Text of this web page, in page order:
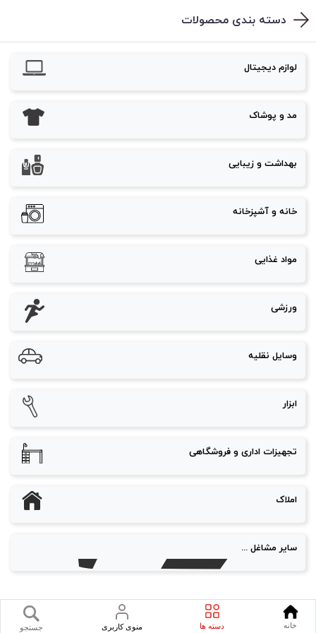
دسته بندی محصولات
لوازم دیجیتال
مد و پوشاک
بهداشت و زیبایی
خانه و آشپزخانه
مواد غذایی
ورزشی
وسایل نقلیه
ابزار
تجهیزات اداری و فروشگاهی
املاک
سایر مشاغل ...
خانه دسته ها منوی کاربری جستجو